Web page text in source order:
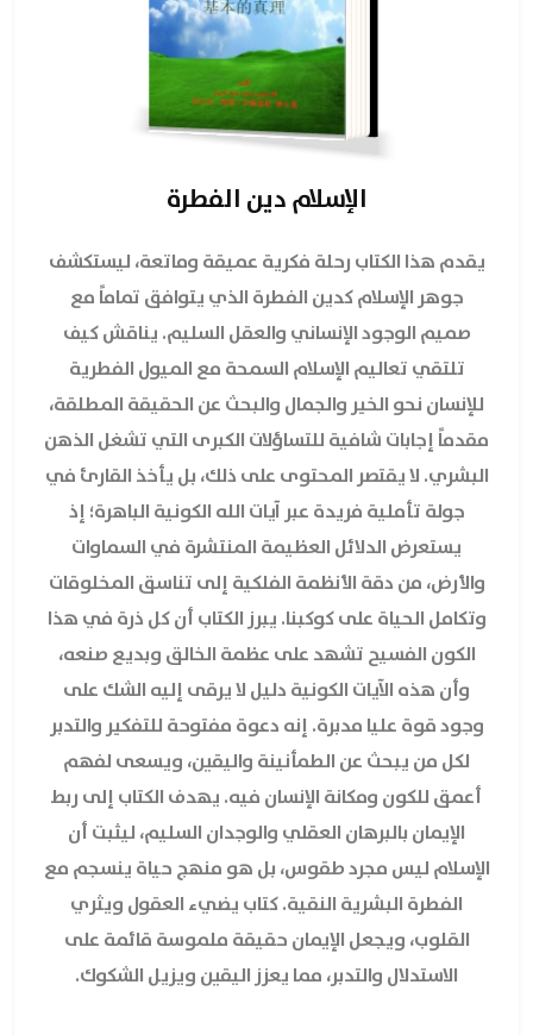
الإسلام دين الفطرة
يقدم هذا الكتاب رحلة فكرية عميقة وماتعة، ليستكشف
جوهر الإسلام كدين الفطرة الذي يتوافق تماماً مع
صميم الوجود الإنساني والعقل السليم. يناقش كيف
تلتقي تعاليم الإسلام السمحة مع الميول الفطرية
للإنسان نحو الخير والجمال والبحث عن الحقيقة المطلقة،
مقدماً إجابات شافية للتساؤلات الكبرى التي تشغل الذهن
البشري. لا يقتصر المحتوى على ذلك، بل يأخذ القارئ في
جولة تأملية فريدة عبر آيات الله الكونية الباهرة؛ إذ
يستعرض الدلائل العظيمة المنتشرة في السماوات
والأرض، من دقة الأنظمة الفلكية إلى تناسق المخلوقات
وتكامل الحياة على كوكبنا. يبرز الكتاب أن كل ذرة في هذا
الكون الفسيح تشهد على عظمة الخالق وبديع صنعه،
وأن هذه الآيات الكونية دليل لا يرقى إليه الشك على
وجود قوة عليا مدبرة. إنه دعوة مفتوحة للتفكير والتدبر
لكل من يبحث عن الطمأنينة واليقين، ويسعى لفهم
أعمق للكون ومكانة الإنسان فيه. يهدف الكتاب إلى ربط
الإيمان بالبرهان العقلي والوجدان السليم، ليثبت أن
الإسلام ليس مجرد طقوس، بل هو منهج حياة ينسجم مع
الفطرة البشرية النقية. كتاب يضيء العقول ويثري
القلوب، ويجعل الإيمان حقيقة ملموسة قائمة على
الاستدلال والتدبر، مما يعزز اليقين ويزيل الشكوك.